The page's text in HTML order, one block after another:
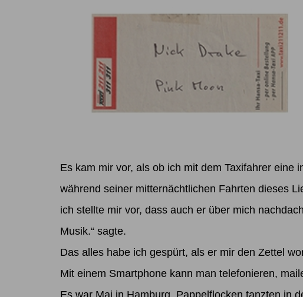
Es kam mir vor, als ob ich mit dem Taxifahrer
während seiner mitternächtlichen Fahrten dieses
ich stellte mir vor, dass auch er über mich
Musik.“ sagte.
Das alles habe ich gespürt, als er mir den Zettel
Mit einem Smartphone kann man telefonieren,
Es war Mai in Hamburg, Pappelflocken tanzten in